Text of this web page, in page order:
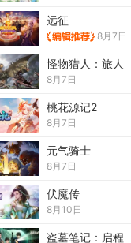
远征
8月7日
怪物猎人：旅人
8月7日
桃花源记2
8月7日
元气骑士
8月7日
伏魔传
8月10日
盗墓笔记：启程